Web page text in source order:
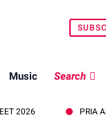
Music Search
PRIA ASAL